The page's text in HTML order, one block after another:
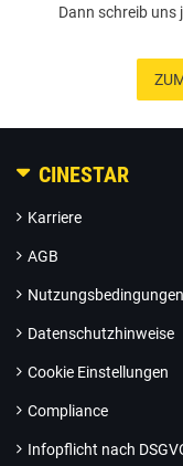
Dann schreib
CINESTAR
Karriere
AGB
Nutzungsbedingungen
Datenschutzhinweise
Cookie Einstellungen
Compliance
Infopflicht nach